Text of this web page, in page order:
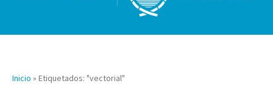
Inicio » Etiquetados: "vectorial"